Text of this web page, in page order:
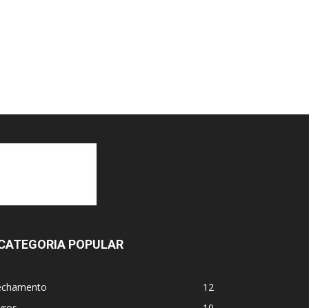
POPULAR
12